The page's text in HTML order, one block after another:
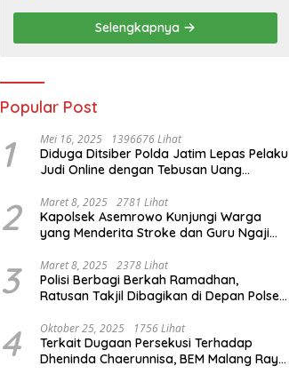
Arisan Bodong
Selengkapnya
Popular Post
1 Mei 16, 2025 1396676 Lihat
Diduga Ditsiber Polda Jatim Lepas Pelaku
Judi Online dengan Tebusan Uang
2 Maret 8, 2025 2781 Lihat
Kapolsek Asemrowo Kunjungi Warga
yang Menderita Stroke dan Guru Ngaji
3 Maret 8, 2025 2378 Lihat
Polisi Berbagi Berkah Ramadhan,
Ratusan Takjil Dibagikan di Depan Polsek
4 Oktober 25, 2025 1756 Lihat
Terkait Dugaan Persekusi Terhadap
Dheninda Chaerunnisa, BEM Malang Raya